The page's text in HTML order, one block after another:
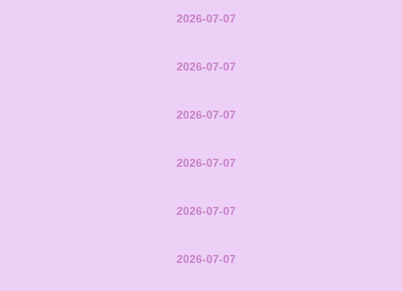
2026-07-07
2026-07-07
2026-07-07
2026-07-07
2026-07-07
2026-07-07